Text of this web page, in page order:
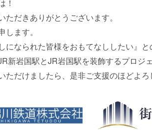
！
ただきありがとうございます。
ます。
になられた皆様をおもてなししたい』
新岩国駅とJR岩国駅を装飾するプロジ
ただけましたら、是非ご支援のほどよろ